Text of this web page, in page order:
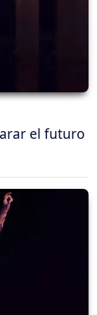
el futuro